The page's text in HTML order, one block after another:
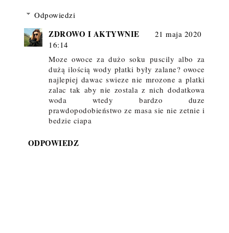
Odpowiedzi
ZDROWO I AKTYWNIE
21 maja 2020
16:14
Moze owoce za dużo soku puscily albo za
dużą ilością wody płatki były zalane? owoce
najlepiej dawac swieze nie mrozone a platki
zalac tak aby nie zostala z nich dodatkowa
woda wtedy bardzo duze
prawdopodobieństwo ze masa sie nie zetnie i
bedzie ciapa
ODPOWIEDZ